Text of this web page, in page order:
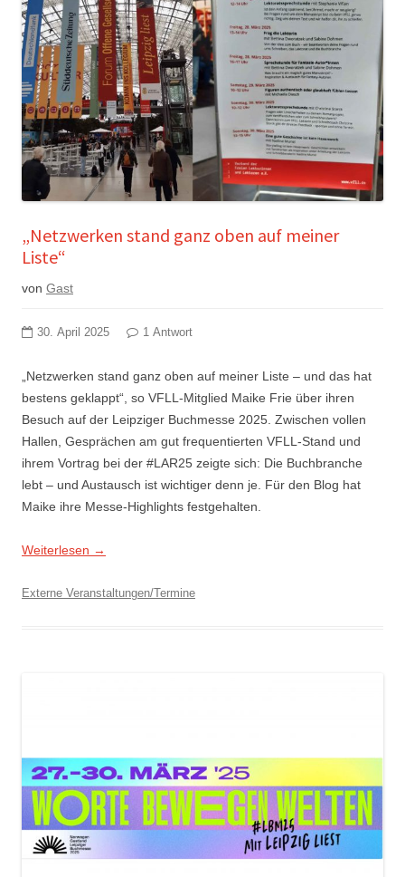
„Netzwerken stand ganz oben auf meiner
Liste“
von Gast
30. April 2025 1 Antwort
„Netzwerken stand ganz oben auf meiner Liste – und das hat
bestens geklappt“, so VFLL-Mitglied Maike Frie über ihren
Besuch auf der Leipziger Buchmesse 2025. Zwischen vollen
Hallen, Gesprächen am gut frequentierten VFLL-Stand und
ihrem Vortrag bei der #LAR25 zeigte sich: Die Buchbranche
lebt – und Austausch ist wichtiger denn je. Für den Blog hat
Maike ihre Messe-Highlights festgehalten.
Weiterlesen →
Externe Veranstaltungen/Termine